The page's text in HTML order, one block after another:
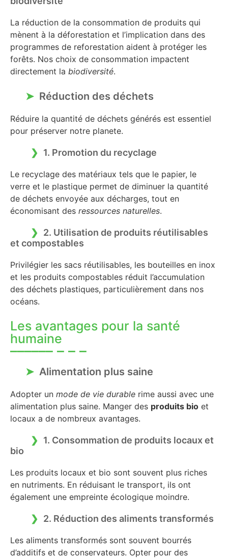
La réduction de la consommation de produits qui
mènent à la déforestation et l’implication dans des
programmes de reforestation aident à protéger les
forêts. Nos choix de consommation impactent
directement la biodiversité.
Réduction des déchets
Réduire la quantité de déchets générés est essentiel
pour préserver notre planete.
1. Promotion du recyclage
Le recyclage des matériaux tels que le papier, le
verre et le plastique permet de diminuer la quantité
de déchets envoyée aux décharges, tout en
économisant des ressources naturelles.
2. Utilisation de produits réutilisables
et compostables
Privilégier les sacs réutilisables, les bouteilles en inox
et les produits compostables réduit l’accumulation
des déchets plastiques, particulièrement dans nos
océans.
Les avantages pour la santé
humaine
Alimentation plus saine
Adopter un mode de vie durable rime aussi avec une
alimentation plus saine. Manger des produits bio et
locaux a de nombreux avantages.
1. Consommation de produits locaux et
bio
Les produits locaux et bio sont souvent plus riches
en nutriments. En réduisant le transport, ils ont
également une empreinte écologique moindre.
2. Réduction des aliments transformés
Les aliments transformés sont souvent bourrés
d’additifs et de conservateurs. Opter pour des